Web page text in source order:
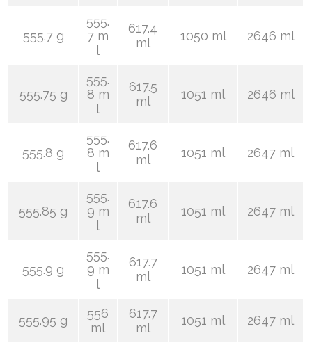
555.7 g
555.
7 m
l
617.4
ml
1050 ml 2646 ml
555.75 g
555.
8 m
l
617.5
ml
1051 ml 2646 ml
555.8 g
555.
8 m
l
617.6
ml
1051 ml 2647 ml
555.85 g
555.
9 m
l
617.6
ml
1051 ml 2647 ml
555.9 g
555.
9 m
l
617.7
ml
1051 ml 2647 ml
555.95 g
556
ml
617.7
ml
1051 ml 2647 ml